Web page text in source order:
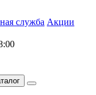
служба Акции